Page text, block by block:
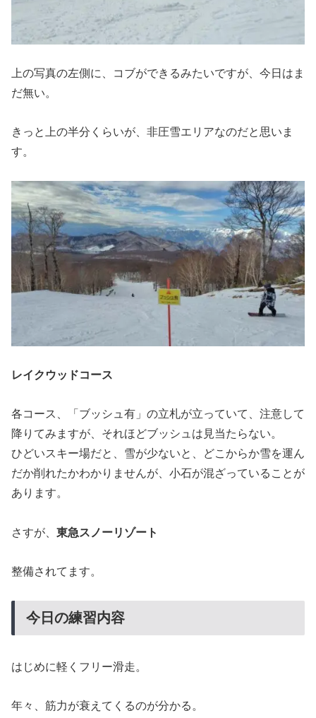
上の写真の左側に、コブができるみたいですが、今日はま
だ無い。
きっと上の半分くらいが、非圧雪エリアなのだと思いま
す。
レイクウッドコース
各コース、「ブッシュ有」の立札が立っていて、注意して
降りてみますが、それほどブッシュは見当たらない。
ひどいスキー場だと、雪が少ないと、どこからか雪を運ん
だか削れたかわかりませんが、小石が混ざっていることが
あります。
さすが、 東急スノーリゾート
整備されてます。
今日の練習内容
はじめに軽くフリー滑走。
年々、筋力が衰えてくるのが分かる。